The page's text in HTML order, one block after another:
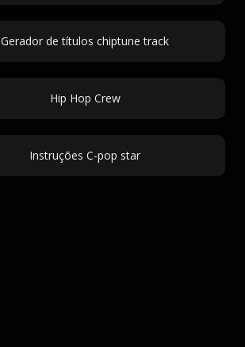
Gerador de títulos chiptune track
Hip Hop Crew
Instruções C-pop star